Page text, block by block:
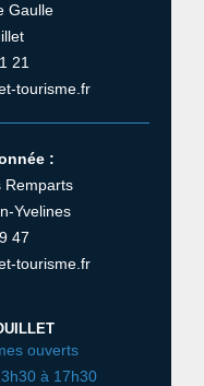
Gaulle
21
tourisme.fr
:
Remparts
Yvelines
47
tourisme.fr
ouverts
à 17h30